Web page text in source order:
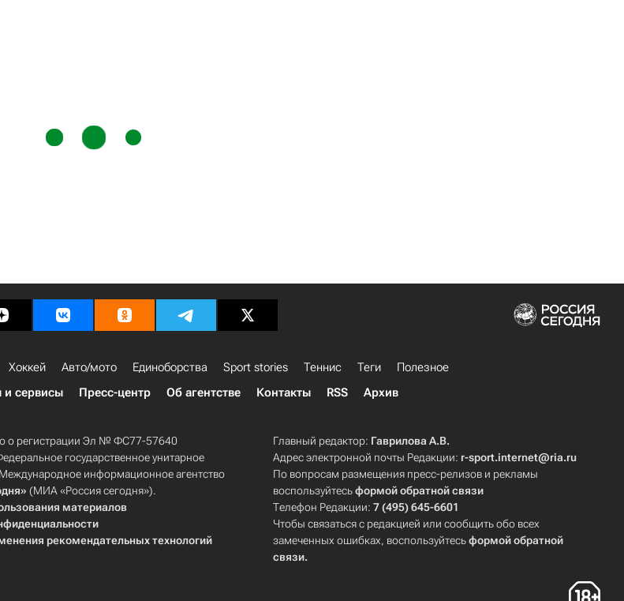
Хоккей Авто/мото Единоборства Sport stories Теннис Теги
Полезное
и сервисы Пресс-центр Об агентстве Контакты RSS Архив
о регистрации Эл № ФС77-57640
государственное унитарное
информационное агентство
(МИА «Россия сегодня»).
материалов
рекомендательных технологий
Главный редактор: Гаврилова А.В.
Адрес электронной почты Редакции: r-sport.internet@ria.ru
По вопросам размещения пресс-релизов и рекламы
воспользуйтесьформой обратной связи
Телефон Редакции:7 (495) 645-6601
Чтобы связаться с редакцией или сообщить обо всех
замеченных ошибках, воспользуйтесьформой обратной
связи.